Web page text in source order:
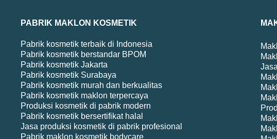
PABRIK MAKLON KOSMETIK
Pabrik kosmetik terbaik di Indonesia
Pabrik kosmetik berstandar BPOM
Pabrik kosmetik Jakarta
Pabrik kosmetik Surabaya
Pabrik kosmetik murah dan berkualitas
Pabrik kosmetik maklon terpercaya
Produksi kosmetik di pabrik modern
Pabrik kosmetik bersertifikat halal
Jasa produksi kosmetik di pabrik profesional
Pabrik maklon kosmetik bodycare